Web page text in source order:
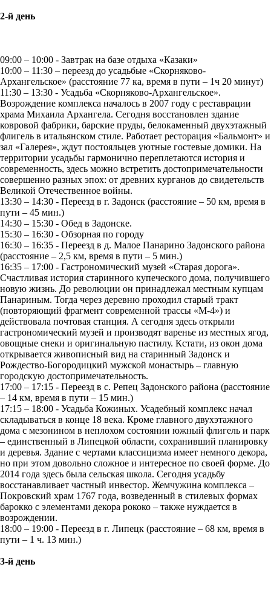
2-й день
09:00 – 10:00 - Завтрак на базе отдыха «Казаки»
10:00 – 11:30 – переезд до усадьбые «Скорняково-
Архангельское» (расстояние 77 ка, время в пути – 1ч 20 минут)
11:30 – 13:30 - Усадьба «Скорняково-Архангельское».
Возрождение комплекса началось в 2007 году с реставрации
храма Михаила Архангела. Сегодня восстановлен здание
ковровой фабрики, барские пруды, белокаменный двухэтажный
флигель в итальянском стиле. Работает ресторация «Бальмонт» и
зал «Галерея», ждут постояльцев уютные гостевые домики. На
территории усадьбы гармонично переплетаются история и
современность, здесь можно встретить достопримечательности
совершенно разных эпох: от древних курганов до свидетельств
Великой Отечественное войны.
13:30 – 14:30 - Переезд в г. Задонск (расстояние – 50 км, время в
пути – 45 мин.)
14:30 – 15:30 - Обед в Задонске.
15:30 – 16:30 - Обзорная по городу
16:30 – 16:35 - Переезд в д. Малое Панарино Задонского района
(расстояние – 2,5 км, время в пути – 5 мин.)
16:35 – 17:00 - Гастрономический музей «Старая дорога».
Счастливая история старинного купеческого дома, получившего
новую жизнь. До революции он принадлежал местным купцам
Панариным. Тогда через деревню проходил старый тракт
(повторяющий фрагмент современной трассы «М-4») и
действовала почтовая станция. А сегодня здесь открыли
гастрономический музей и производят варенье из местных ягод,
овощные снеки и оригинальную пастилу. Кстати, из окон дома
открывается живописный вид на старинный Задонск и
Рождество-Богородицкий мужской монастырь – главную
городскую достопримечательность.
17:00 – 17:15 - Переезд в с. Репец Задонского района (расстояние
– 14 км, время в пути – 15 мин.)
17:15 – 18:00 - Усадьба Кожиных. Усадебный комплекс начал
складываться в конце 18 века. Кроме главного двухэтажного
дома с мезонином в неплохом состоянии южный флигель и парк
– единственный в Липецкой области, сохранивший планировку
и деревья. Здание с чертами классицизма имеет немного декора,
но при этом довольно сложное и интересное по своей форме. До
2014 года здесь была сельская школа. Сегодня усадьбу
восстанавливает частный инвестор. Жемчужина комплекса –
Покровский храм 1767 года, возведенный в стилевых формах
барокко с элементами декора рококо – также нуждается в
возрождении.
18:00 – 19:00 - Переезд в г. Липецк (расстояние – 68 км, время в
пути – 1 ч. 13 мин.)
3-й день